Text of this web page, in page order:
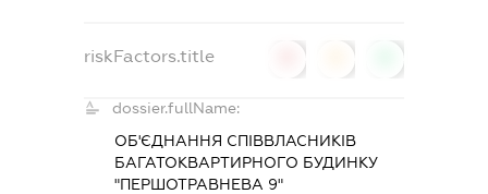
riskFactors.title
dossier.fullName:
ОБ'ЄДНАННЯ СПІВВЛАСНИКІВ
БАГАТОКВАРТИРНОГО БУДИНКУ
"ПЕРШОТРАВНЕВА 9"